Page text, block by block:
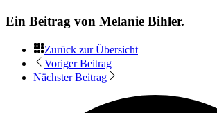
Ein Beitrag von Melanie Bihler.
Zurück zur Übersicht
Voriger Beitrag
Nächster Beitrag